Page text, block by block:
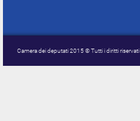
Camera dei deputati 2015 © Tutti i diritti riservati